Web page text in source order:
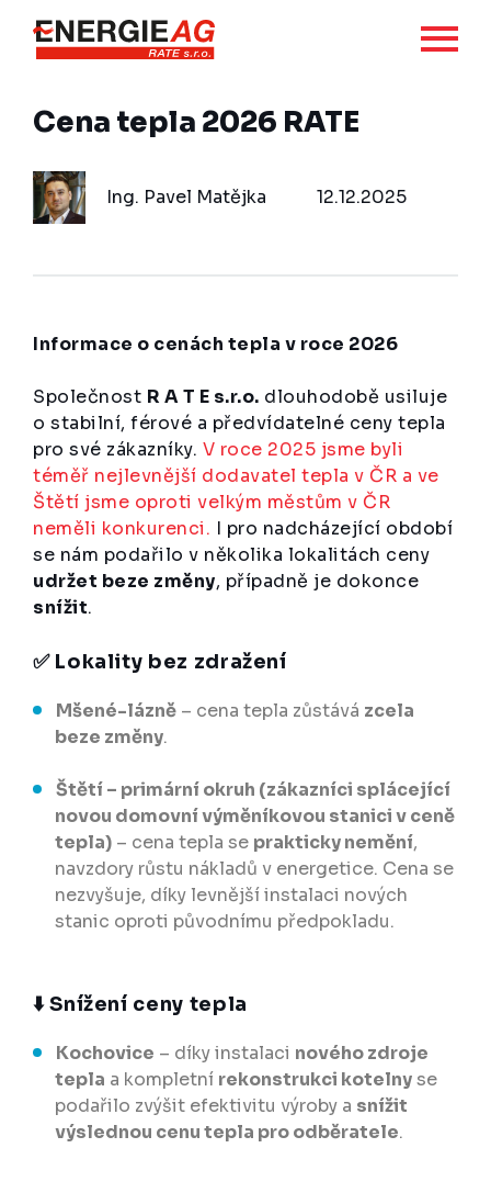
Cena tepla 2026 RATE
Ing. Pavel Matějka 12.12.2025
Informace o cenách tepla v roce 2026
Společnost R A T E s.r.o. dlouhodobě usiluje
o stabilní, férové a předvídatelné ceny tepla
pro své zákazníky. V roce 2025 jsme byli
téměř nejlevnější dodavatel tepla v ČR a ve
Štětí jsme oproti velkým městům v ČR
neměli konkurenci. I pro nadcházející období
se nám podařilo v několika lokalitách ceny
udržet beze změny, případně je dokonce
snížit.
✅ Lokality bez zdražení
Mšené-lázně – cena tepla zůstává zcela
beze změny.
Štětí – primární okruh (zákazníci splácející
novou domovní výměníkovou stanici v ceně
tepla) – cena tepla se prakticky nemění,
navzdory růstu nákladů v energetice. Cena se
nezvyšuje, díky levnější instalaci nových
stanic oproti původnímu předpokladu.
⬇️ Snížení ceny tepla
Kochovice – díky instalaci nového zdroje
tepla a kompletní rekonstrukci kotelnyse
podařilo zvýšit efektivitu výroby a snížit
výslednou cenu tepla pro odběratele.